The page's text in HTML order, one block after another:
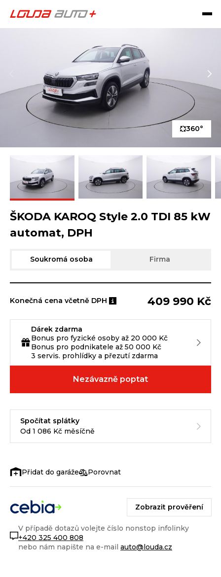
360°
ŠKODA KAROQ Style 2.0 TDI 85 kW
automat, DPH
Soukromá osoba Firma
Konečná cena včetně DPH 409 990 Kč
Dárek zdarma
Bonus pro fyzické osoby až 20 000 Kč
Bonus pro podnikatele až 50 000 Kč
3 servis. prohlídky a přezutí zdarma
Nezávazně poptat
Spočítat splátky
Od 1 086 Kč měsíčně
Porovnat
Zobrazit prověření
V případě dotazů volejte číslo nonstop infolinky
+420 325 400 808
nebo nám napište na e-mail auto@louda.cz